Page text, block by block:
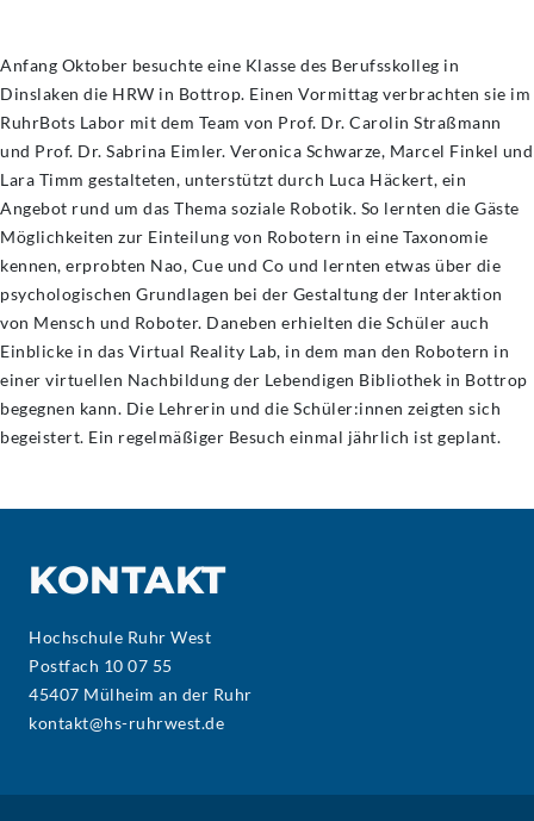
Anfang Oktober besuchte eine Klasse des Berufsskolleg in
Dinslaken die HRW in Bottrop. Einen Vormittag verbrachten sie im
RuhrBots Labor mit dem Team von Prof. Dr. Carolin Straßmann
und Prof. Dr. Sabrina Eimler. Veronica Schwarze, Marcel Finkel und
Lara Timm gestalteten, unterstützt durch Luca Häckert, ein
Angebot rund um das Thema soziale Robotik. So lernten die Gäste
Möglichkeiten zur Einteilung von Robotern in eine Taxonomie
kennen, erprobten Nao, Cue und Co und lernten etwas über die
psychologischen Grundlagen bei der Gestaltung der Interaktion
von Mensch und Roboter. Daneben erhielten die Schüler auch
Einblicke in das Virtual Reality Lab, in dem man den Robotern in
einer virtuellen Nachbildung der Lebendigen Bibliothek in Bottrop
begegnen kann. Die Lehrerin und die Schüler:innen zeigten sich
begeistert. Ein regelmäßiger Besuch einmal jährlich ist geplant.
KONTAKT
Hochschule Ruhr West
Postfach 10 07 55
45407 Mülheim an der Ruhr
kontakt@hs-ruhrwest.de